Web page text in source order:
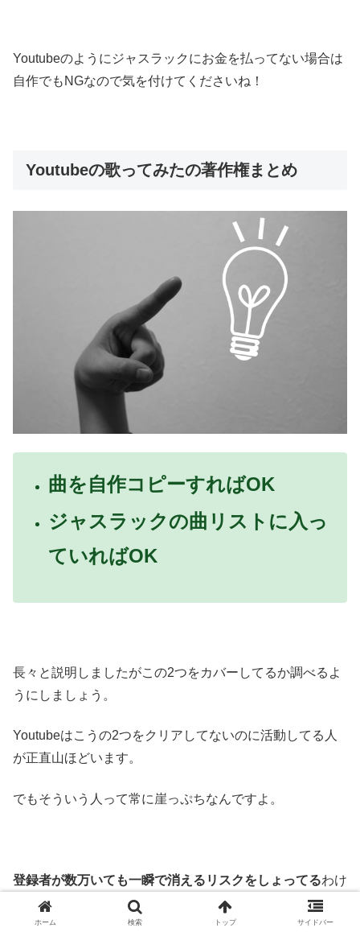
Youtubeのようにジャスラックにお金を払ってない場合は
自作でもNGなので気を付けてくださいね！
Youtubeの歌ってみたの著作権まとめ
曲を自作コピーすればOK
ジャスラックの曲リストに入っ
ていればOK
長々と説明しましたがこの2つをカバーしてるか調べるよ
うにしましょう。
Youtubeはこうの2つをクリアしてないのに活動してる人
が正直山ほどいます。
でもそういう人って常に崖っぷちなんですよ。
登録者が数万いても一瞬で消えるリスクをしょってるわけ
です。
ホーム 検索 トップ サイドバー